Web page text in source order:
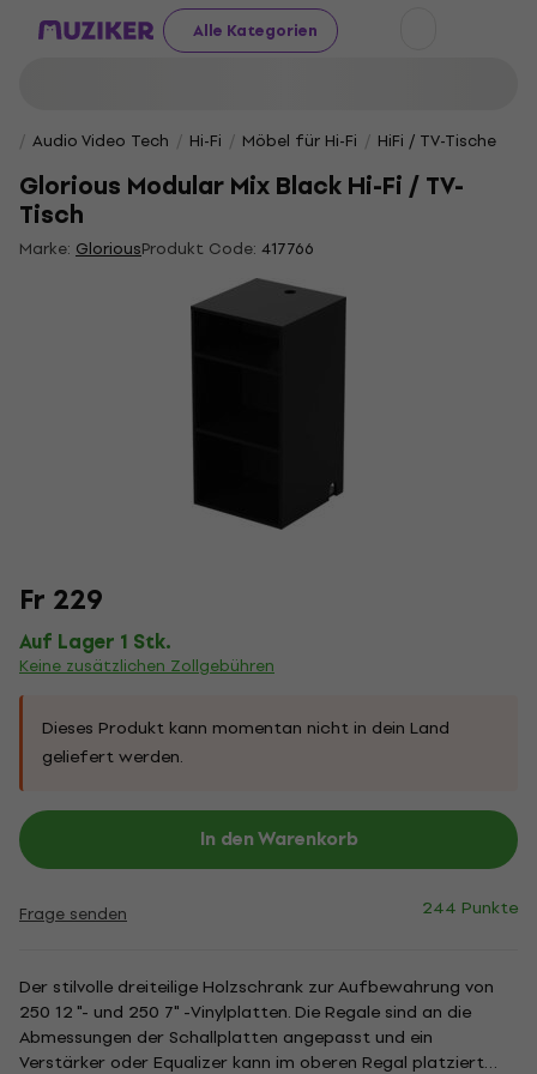
Alle Kategorien
Audio Video Tech Hi-Fi Möbel für Hi-Fi HiFi / TV-Tische
Glorious Modular Mix Black Hi-Fi / TV-
Tisch
Marke: GloriousProdukt Code: 417766
Fr 229
Auf Lager 1 Stk.
Keine zusätzlichen Zollgebühren
Dieses Produkt kann momentan nicht in dein Land
geliefert werden.
In den Warenkorb
Frage senden 244 Punkte
Der stilvolle dreiteilige Holzschrank zur Aufbewahrung von
250 12 "- und 250 7" -Vinylplatten. Die Regale sind an die
Abmessungen der Schallplatten angepasst und ein
Verstärker oder Equalizer kann im oberen Regal platziert